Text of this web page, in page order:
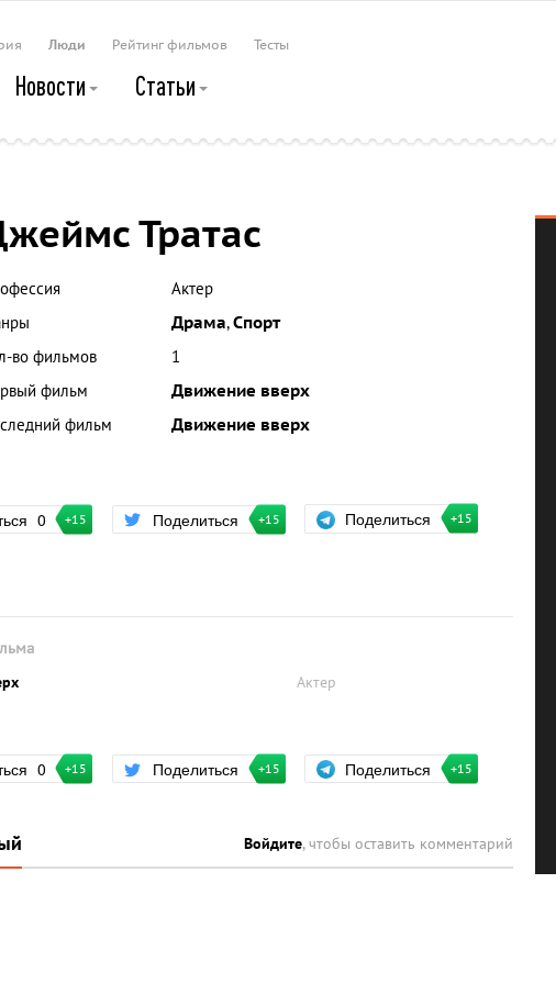
Люди Рейтинг фильмов Тесты
Новости Статьи
Тратас
Актер
Драма,Спорт
во фильмов
1
фильм
Движение вверх
фильм
Движение вверх
0 +15 Поделиться +15 Поделиться +15
Актер
0 +15 Поделиться +15 Поделиться +15
Войдите, чтобы оставить комментарий